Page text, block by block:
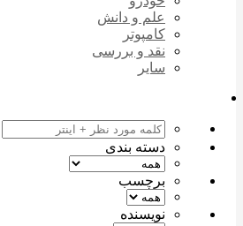
علم و دانش
کامپوتر
نقد و بررسی
سایر
دسته بندی
برچسب
نویسنده